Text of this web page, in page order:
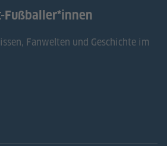
Fußballer*innen
Fanwelten und Geschichte im